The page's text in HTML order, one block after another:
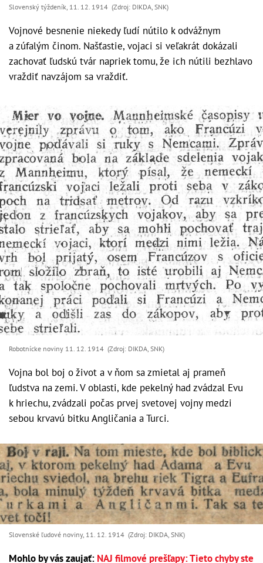
Slovenský týždeník, 11. 12. 1914 (Zdroj: DIKDA, SNK)
Vojnové besnenie niekedy ľudí nútilo k odvážnym
a zúfalým činom. Našťastie, vojaci si veľakrát dokázali
zachovať ľudskú tvár napriek tomu, že ich nútili bezhlavo
vraždiť navzájom sa vraždiť.
Robotnícke noviny 11. 12. 1914 (Zdroj: DIKDA, SNK)
Vojna bol boj o život a v ňom sa zmietal aj prameň
ľudstva na zemi. V oblasti, kde pekelný had zvádzal Evu
k hriechu, zvádzali počas prvej svetovej vojny medzi
sebou krvavú bitku Angličania a Turci.
Slovenské ľudové noviny, 11. 12. 1914 (Zdroj: DIKDA, SNK)
Mohlo by vás zaujať: NAJ filmové prešľapy: Tieto chyby ste